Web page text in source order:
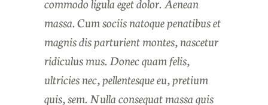
massa. Cum sociis natoque penatibus et
magnis dis parturient montes, nascetur
ridiculus mus. Donec quam felis,
ultricies nec, pellentesque eu, pretium
quis, sem. Nulla consequat massa quis